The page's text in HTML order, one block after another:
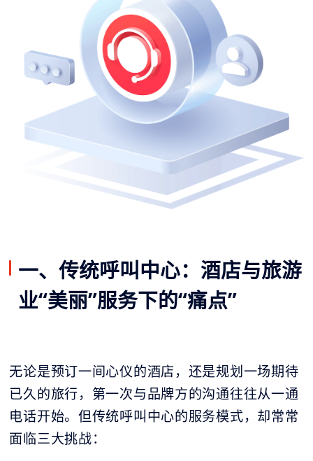
一、传统呼叫中心：酒店与旅游
业“美丽”服务下的“痛点”
无论是预订一间心仪的酒店，还是规划一场期待
已久的旅行，第一次与品牌方的沟通往往从一通
电话开始。但传统呼叫中心的服务模式，却常常
面临三大挑战：